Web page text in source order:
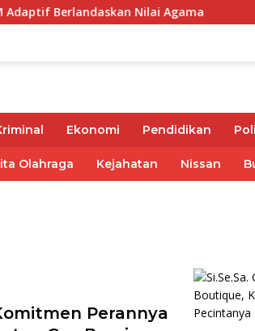
Nilai Agama Pemprov
Ekonomi Pendidikan
Olahraga Kejahatan Nissan
Perannya